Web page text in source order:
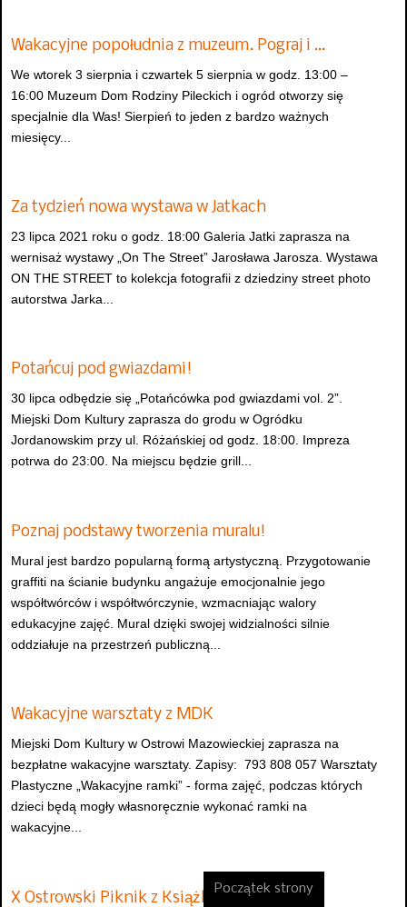
Wakacyjne popołudnia z muzeum. Pograj i …
We wtorek 3 sierpnia i czwartek 5 sierpnia w godz. 13:00 –
16:00 Muzeum Dom Rodziny Pileckich i ogród otworzy się
specjalnie dla Was! Sierpień to jeden z bardzo ważnych
miesięcy...
Za tydzień nowa wystawa w Jatkach
23 lipca 2021 roku o godz. 18:00 Galeria Jatki zaprasza na
wernisaż wystawy „On The Street” Jarosława Jarosza. Wystawa
ON THE STREET to kolekcja fotografii z dziedziny street photo
autorstwa Jarka...
Potańcuj pod gwiazdami!
30 lipca odbędzie się „Potańcówka pod gwiazdami vol. 2”.
Miejski Dom Kultury zaprasza do grodu w Ogródku
Jordanowskim przy ul. Różańskiej od godz. 18:00. Impreza
potrwa do 23:00. Na miejscu będzie grill...
Poznaj podstawy tworzenia muralu!
Mural jest bardzo popularną formą artystyczną. Przygotowanie
graffiti na ścianie budynku angażuje emocjonalnie jego
współtwórców i współtwórczynie, wzmacniając walory
edukacyjne zajęć. Mural dzięki swojej widzialności silnie
oddziałuje na przestrzeń publiczną...
Wakacyjne warsztaty z MDK
Miejski Dom Kultury w Ostrowi Mazowieckiej zaprasza na
bezpłatne wakacyjne warsztaty. Zapisy: 793 808 057 Warsztaty
Plastyczne „Wakacyjne ramki” - forma zajęć, podczas których
dzieci będą mogły własnoręcznie wykonać ramki na
wakacyjne...
X Ostrowski Piknik z Książką
Początek strony